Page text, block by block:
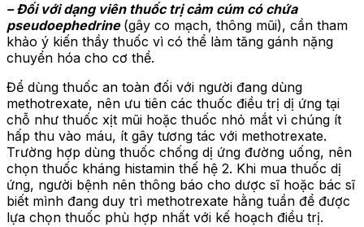
– Đối với dạng viên thuốc trị cảm cúm có chứa
pseudoephedrine (gây co mạch, thông mũi), cần tham
khảo ý kiến thầy thuốc vì có thể làm tăng gánh nặng
chuyển hóa cho cơ thể.
Để dùng thuốc an toàn đối với người đang dùng
methotrexate, nên ưu tiên các thuốc điều trị dị ứng tại
chỗ như thuốc xịt mũi hoặc thuốc nhỏ mắt vì chúng ít
hấp thu vào máu, ít gây tương tác với methotrexate.
Trường hợp dùng thuốc chống dị ứng đường uống, nên
chọn thuốc kháng histamin thế hệ 2. Khi mua thuốc dị
ứng, người bệnh nên thông báo cho dược sĩ hoặc bác sĩ
biết mình đang duy trì methotrexate hằng tuần để được
lựa chọn thuốc phù hợp nhất với kế hoạch điều trị.